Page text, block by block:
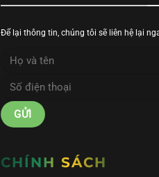
Để lại thông tin, chúng tôi sẽ liên hệ lại
CHÍNH SÁCH